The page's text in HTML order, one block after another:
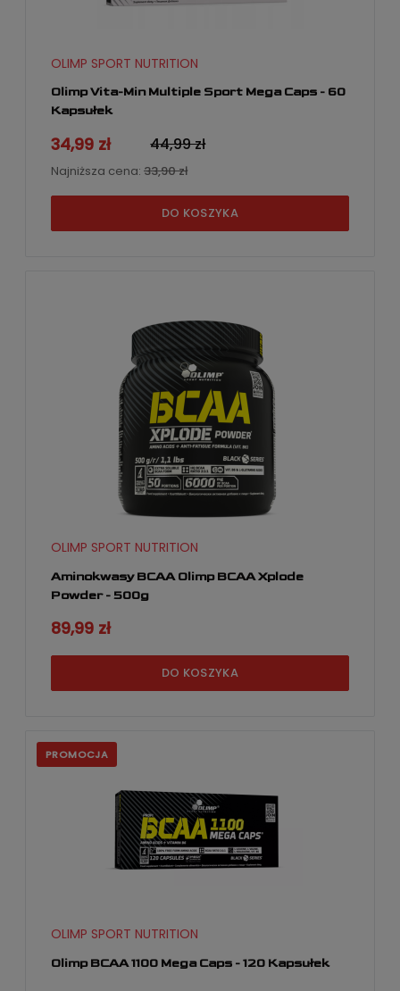
Olimp Vita-Min Multiple Sport Mega Caps - 60
Kapsułek
OLIMP SPORT NUTRITION
34,99 zł 44,99 zł
Najniższa cena: 33,90 zł
DO KOSZYKA
Aminokwasy BCAA Olimp BCAA Xplode
Powder - 500g
OLIMP SPORT NUTRITION
89,99 zł
DO KOSZYKA
Olimp BCAA 1100 Mega Caps - 120 Kapsułek
OLIMP SPORT NUTRITION
PROMOCJA